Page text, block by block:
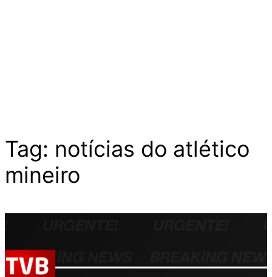
Tag: notícias do atlético
mineiro